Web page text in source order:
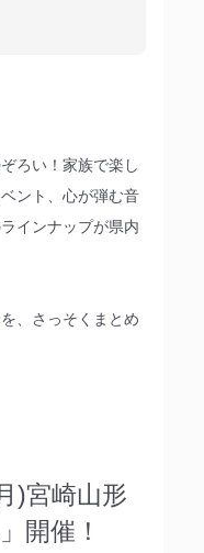
ろい！家族で楽し
ント、心が弾む音
インナップが県内
、さっそくまとめ
)宮崎山形
開催！